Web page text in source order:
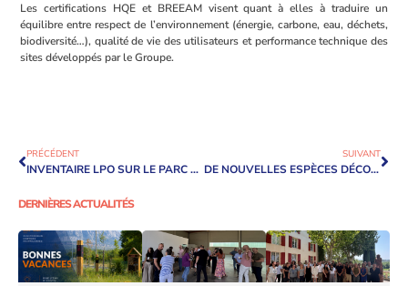
Les certifications HQE et BREEAM visent quant à elles à traduire un
équilibre entre respect de l’environnement (énergie, carbone, eau, déchets,
biodiversité…), qualité de vie des utilisateurs et performance technique des
sites développés par le Groupe.
PRÉCÉDENT
INVENTAIRE LPO SUR LE PARC DES BRÉGUIÈRES
SUIVANT
DE NOUVELLES ESPÈCES DÉCOUVERTES SUR LE PARC DES BRÉGUIÈRES, AUX ARCS-SUR-ARGENS
DERNIÈRES ACTUALITÉS